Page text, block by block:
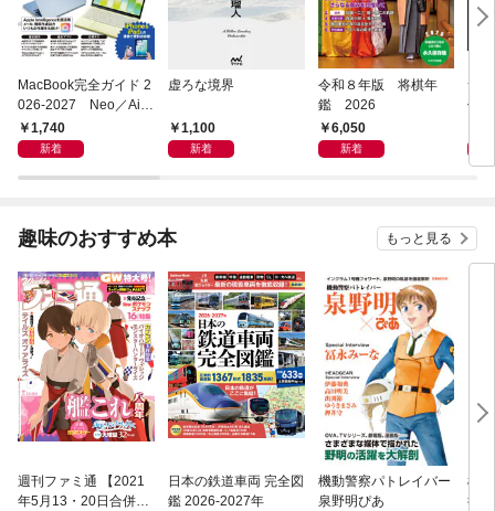
MacBook完全ガイド 2
026-2027 Neo／Air
／Pro対応
1,740
新着
虚ろな境界
1,100
新着
令和８年版 将棋年
鑑 2026
6,050
新着
つ
像
趣味のおすすめ本 もっと見る
週刊ファミ通 【2021
年5月13・20日合併
日本の鉄道車両 完全図
鑑 2026-2027年
機動警察パトレイバー
泉野明ぴあ
機
後